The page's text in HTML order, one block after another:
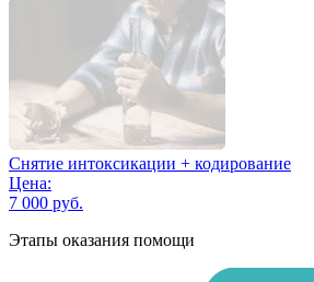
Снятие интоксикации + кодирование
Цена:
7 000 руб.
Этапы оказания помощи